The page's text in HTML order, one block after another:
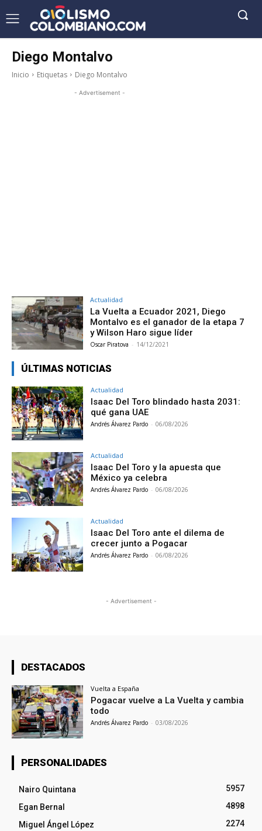
Diego Montalvo
Inicio Etiquetas Diego Montalvo
- Advertisement -
Actualidad
La Vuelta a Ecuador 2021, Diego
Montalvo es el ganador de la etapa 7
y Wilson Haro sigue líder
Oscar Piratova - 14/12/2021
ÚLTIMAS NOTICIAS
Actualidad
Isaac Del Toro blindado hasta 2031:
qué gana UAE
Andrés Álvarez Pardo - 06/08/2026
Actualidad
Isaac Del Toro y la apuesta que
México ya celebra
Andrés Álvarez Pardo - 06/08/2026
Actualidad
Isaac Del Toro ante el dilema de
crecer junto a Pogacar
Andrés Álvarez Pardo - 06/08/2026
- Advertisement -
DESTACADOS
Vuelta a España
Pogacar vuelve a La Vuelta y cambia
todo
Andrés Álvarez Pardo - 03/08/2026
PERSONALIDADES
Nairo Quintana
5957
Egan Bernal
4898
Miguel Ángel López
2274